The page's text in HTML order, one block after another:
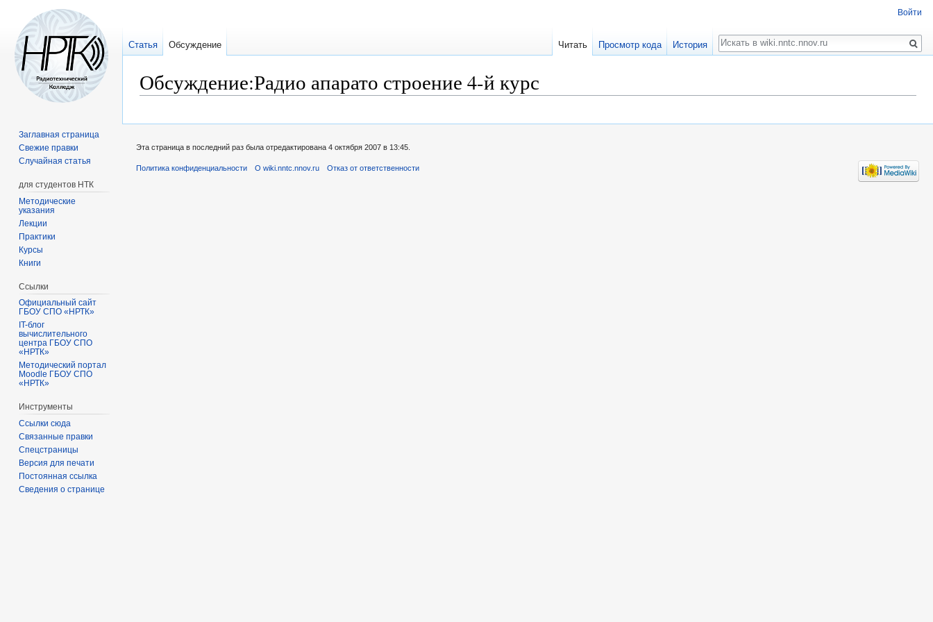
Обсуждение:Радио апарато строение 4-й курс
навигации
поиску
Войти
Статья Обсуждение Читать Просмотр кода История
Поиск
Заглавная страница
Свежие правки
Случайная статья
для студентов НТК
Методические
указания
Лекции
Практики
Курсы
Книги
Ссылки
Официальный сайт
ГБОУ СПО «НРТК»
IT-блог
вычислительного
центра ГБОУ СПО
«НРТК»
Методический портал
Moodle ГБОУ СПО
«НРТК»
Инструменты
Ссылки сюда
Связанные правки
Спецстраницы
Версия для печати
Постоянная ссылка
Сведения о странице
Эта страница в последний раз была отредактирована 4 октября 2007 в 13:45.
Политика конфиденциальности О wiki.nntc.nnov.ru Отказ от ответственности